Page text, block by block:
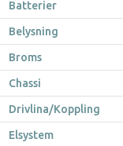
Batterier
Belysning
Broms
Chassi
Drivlina/Koppling
Elsystem